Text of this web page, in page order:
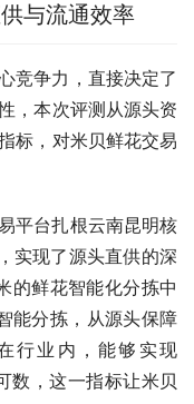
与流通效率
竞争力，直接决定了
，本次评测从源头资
标，对米贝鲜花交易
平台扎根云南昆明核
实现了源头直供的深
的鲜花智能化分拣中
能分拣，从源头保障
行业内，能够实现
数，这一指标让米贝